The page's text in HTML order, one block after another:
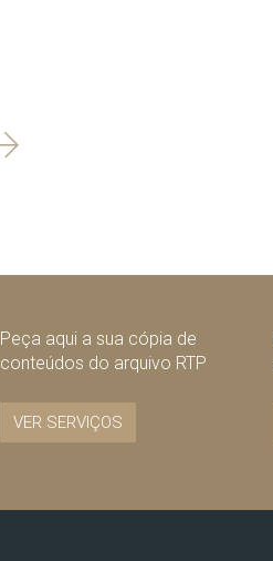
Seguinte
Peça aqui a sua cópia de
conteúdos do arquivo RTP
VER SERVIÇOS